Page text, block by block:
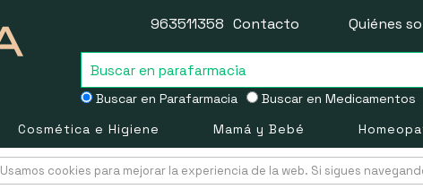
Buscar en Parafarmacia Buscar en Medicamentos
963511358 Contacto Quiénes
Cosmética e Higiene Mamá y Bebé
Usamos cookies para mejorar la experiencia de la web. Si sigues